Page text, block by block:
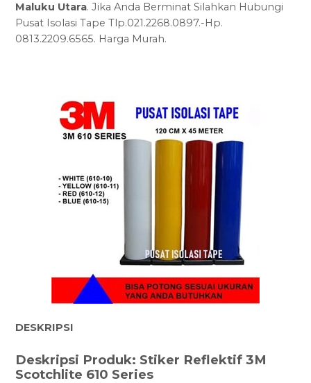
Maluku Utara. Jika Anda Berminat Silahkan Hubungi
Pusat Isolasi Tape Tlp.021.2268.0897.-Hp.
0813.2209.6565. Harga Murah.
DESKRIPSI
Deskripsi Produk: Stiker Reflektif 3M
Scotchlite 610 Series